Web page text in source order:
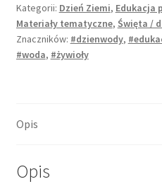
+
tablice
edukacyjne
Kategorii: Dzień Ziemi, Edukacja
Materiały tematyczne, Święta /
Znaczników: #dzienwody,
#woda, #żywioły
Opis
Opis